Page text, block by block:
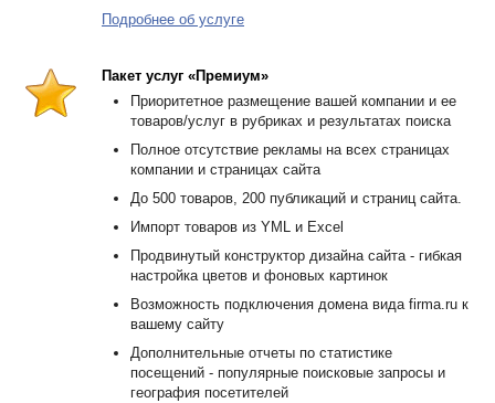
Подробнее об услуге
Пакет услуг «Премиум»
Приоритетное размещение вашей компании и ее
товаров/услуг в рубриках и результатах поиска
Полное отсутствие рекламы на всех страницах
компании и страницах сайта
До 500 товаров, 200 публикаций и страниц сайта.
Импорт товаров из YML и Excel
Продвинутый конструктор дизайна сайта - гибкая
настройка цветов и фоновых картинок
Возможность подключения домена вида firma.ru к
вашему сайту
Дополнительные отчеты по статистике
посещений - популярные поисковые запросы и
география посетителей